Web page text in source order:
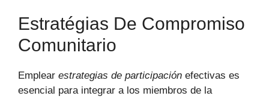
Estratégias De Compromiso
Comunitario
Emplear estrategias de participación efectivas es
esencial para integrar a los miembros de la